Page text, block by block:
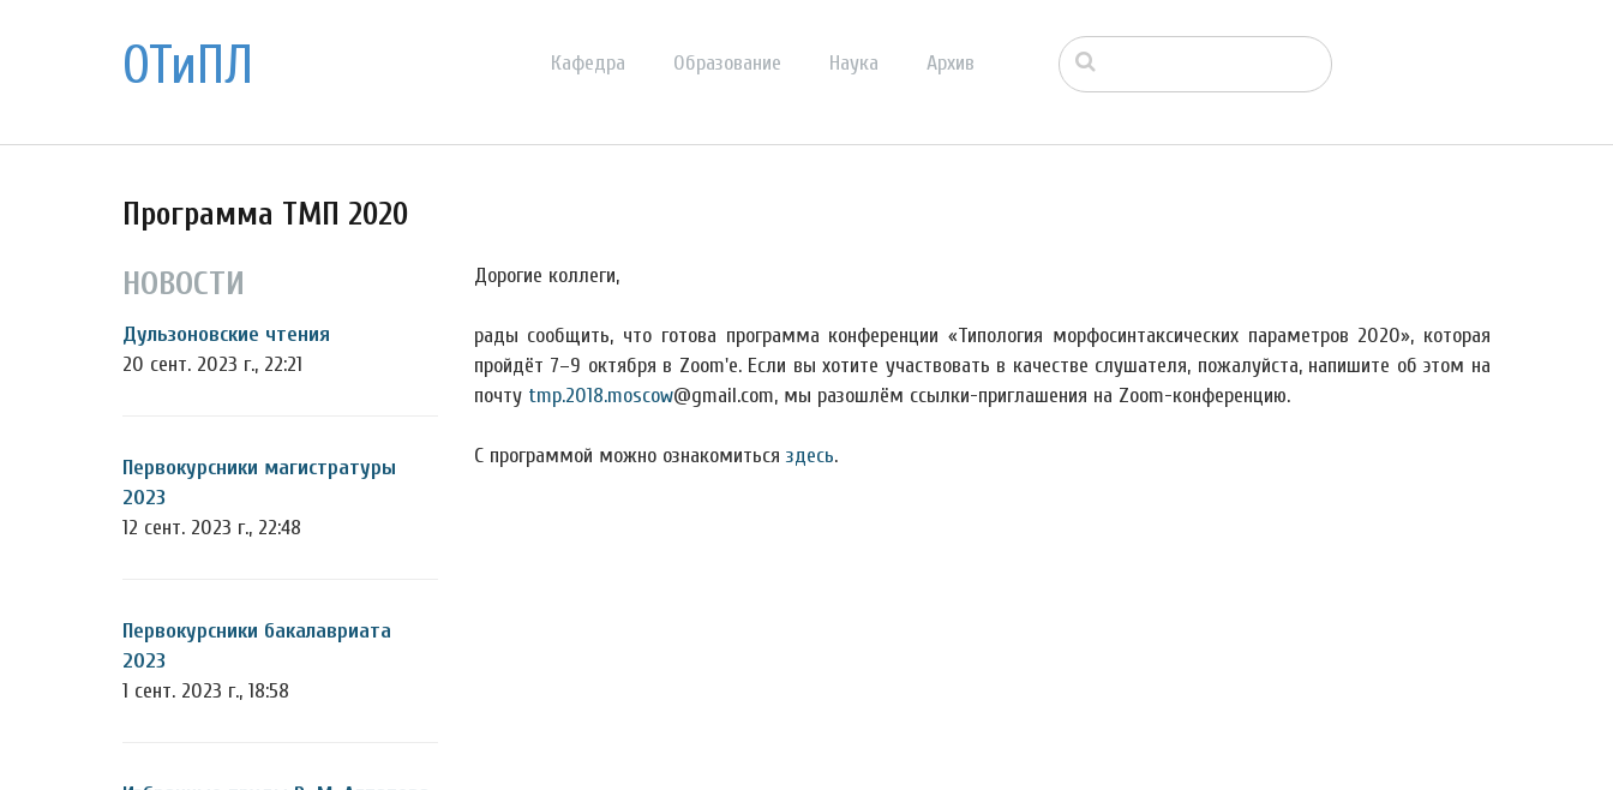
ОТиПЛ Кафедра Образование Наука Архив
Программа ТМП 2020
НОВОСТИ
Дульзоновские чтения
20 сент. 2023 г., 22:21
Первокурсники магистратуры
2023
12 сент. 2023 г., 22:48
Первокурсники бакалавриата
2023
1 сент. 2023 г., 18:58
Дорогие коллеги,
рады сообщить, что готова программа конференции «Типология морфосинтаксических параметров 2020», которая
пройдёт 7–9 октября в Zoom'е. Если вы хотите участвовать в качестве слушателя, пожалуйста, напишите об этом на
почту tmp.2018.moscow@gmail.com, мы разошлём ссылки-приглашения на Zoom-конференцию.
С программой можно ознакомитьсяздесь.